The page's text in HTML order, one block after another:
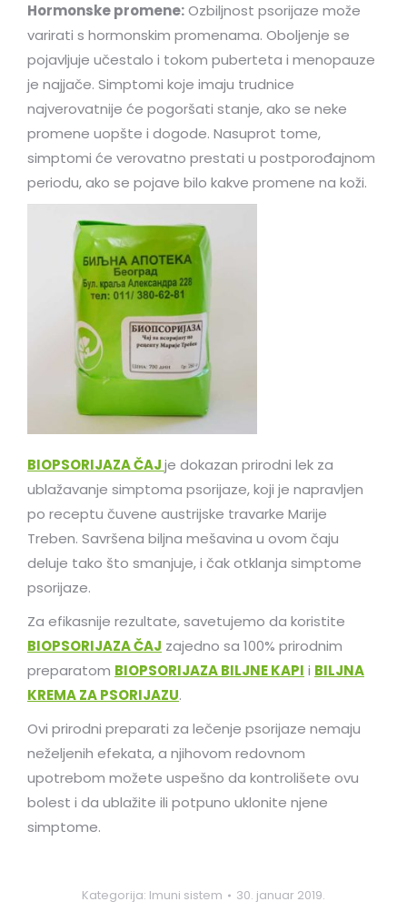
Hormonske promene:Ozbiljnost psorijaze može
varirati s hormonskim promenama. Oboljenje se
pojavljuje učestalo i tokom puberteta i menopauze
je najjače. Simptomi koje imaju trudnice
najverovatnije će pogoršati stanje, ako se neke
promene uopšte i dogode. Nasuprot tome,
simptomi će verovatno prestati u postporođajnom
periodu, ako se pojave bilo kakve promene na koži.
BIOPSORIJAZA ČAJje dokazan prirodni lek za
ublažavanje simptoma psorijaze, koji je napravljen
po receptu čuvene austrijske travarke Marije
Treben. Savršena biljna mešavina u ovom čaju
deluje tako što smanjuje, i čak otklanja simptome
psorijaze.
Za efikasnije rezultate, savetujemo da koristite
BIOPSORIJAZA ČAJ zajedno sa 100% prirodnim
preparatom BIOPSORIJAZA BILJNE KAPI i BILJNA
KREMA ZA PSORIJAZU.
Ovi prirodni preparati za lečenje psorijaze nemaju
neželjenih efekata, a njihovom redovnom
upotrebom možete uspešno da kontrolišete ovu
bolest i da ublažite ili potpuno uklonite njene
simptome.
Kategorija: Imuni sistem 30. januar 2019.